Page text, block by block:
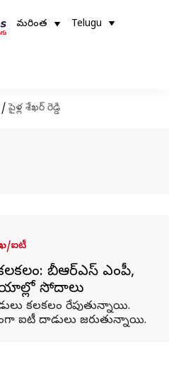
మరింత Telugu
/ పైళ్ల శేఖర్ రెడ్డి
ఐటీ
బీఆర్ఎస్ ఎంపీ,
సోదాలు
కలకలం రేపుతున్నాయి.
ఐటీ దాడులు జరుతున్నాయి.